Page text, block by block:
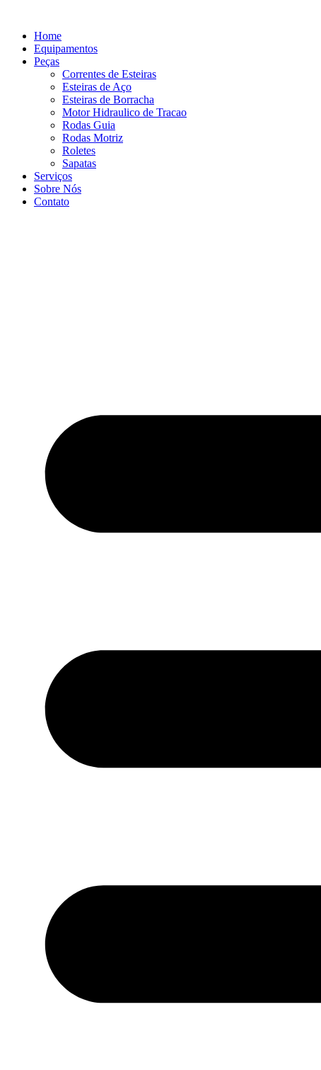
conteúdo
Home
Equipamentos
Peças
Correntes de Esteiras
Esteiras de Aço
Esteiras de Borracha
Motor Hidraulico de Tracao
Rodas Guia
Rodas Motriz
Roletes
Sapatas
Serviços
Sobre Nós
Contato